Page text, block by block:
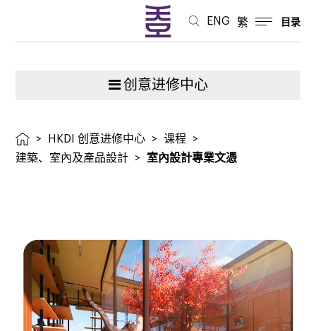
ENG 繁 目录
创意进修中心
> HKDI 创意进修中心 > 课程
>
建築、室內及產品設計
> 室內設計專業文憑